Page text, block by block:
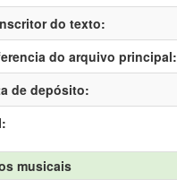
do texto:
do arquivo principal:
de depósito:
musicais